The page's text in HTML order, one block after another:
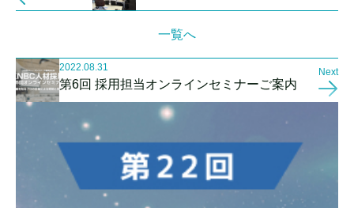
一覧へ
2022.08.31
第6回 採用担当オンラインセミナーご案内
Next